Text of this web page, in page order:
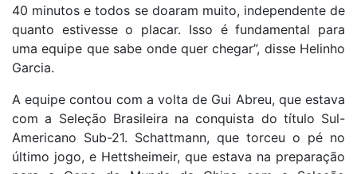
40 minutos e todos se doaram muito, independente de
quanto estivesse o placar. Isso é fundamental para
uma equipe que sabe onde quer chegar”, disse Helinho
Garcia.
A equipe contou com a volta de Gui Abreu, que estava
com a Seleção Brasileira na conquista do título Sul-
Americano Sub-21. Schattmann, que torceu o pé no
último jogo, e Hettsheimeir, que estava na preparação